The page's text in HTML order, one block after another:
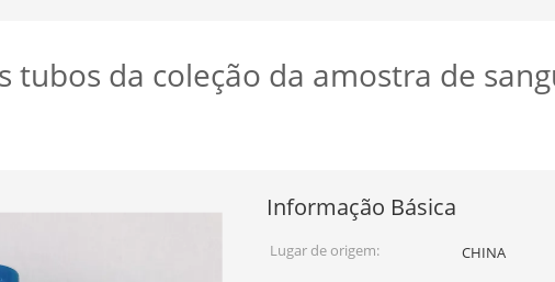
tubos da coleção da amostra de
Informação Básica
Lugar de origem:
CHINA